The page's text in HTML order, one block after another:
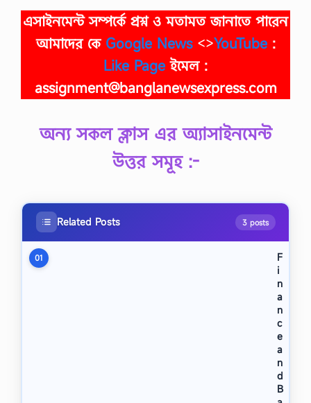
এসাইনমেন্ট সম্পর্কে প্রশ্ন ও মতামত জানাতে পারেন
আমাদের কে Google News<>YouTube :
Like Page ইমেল :
assignment@banglanewsexpress.com
অন্য সকল ক্লাস এর অ্যাসাইনমেন্ট
উত্তর সমূহ :-
Related Posts 3 posts
01
F
i
n
a
n
c
e
a
n
d
B